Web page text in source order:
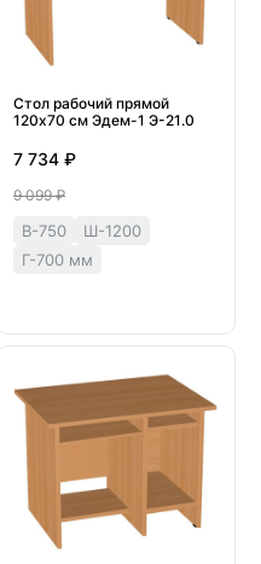
Стол рабочий прямой
120х70 см Эдем-1 Э-21.0
7 734 ₽
9 099 ₽
В-750
Ш-1200
Г-700 мм